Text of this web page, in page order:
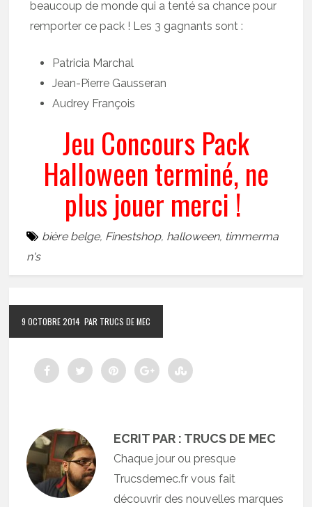
beaucoup de monde qui a tenté sa chance pour
remporter ce pack ! Les 3 gagnants sont :
Patricia Marchal
Jean-Pierre Gausseran
Audrey François
Jeu Concours Pack
Halloween terminé, ne
plus jouer merci !
bière belge, Finestshop, halloween, timmerma
n's
9 OCTOBRE 2014 PAR TRUCS DE MEC
ECRIT PAR : TRUCS DE MEC
Chaque jour ou presque
Trucsdemec.fr vous fait
découvrir des nouvelles marques